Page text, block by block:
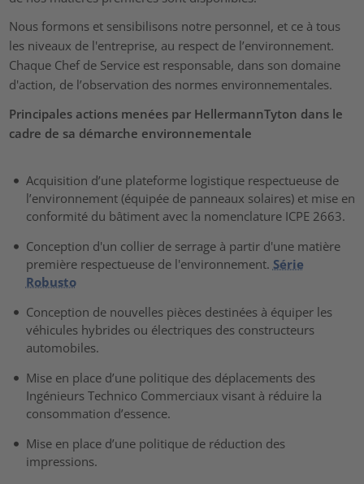
Nous formons et sensibilisons notre personnel, et ce à tous
les niveaux de l'entreprise, au respect de l’environnement.
Chaque Chef de Service est responsable, dans son domaine
d'action, de l’observation des normes environnementales.
Principales actions menées par HellermannTyton dans le
cadre de sa démarche environnementale
Acquisition d’une plateforme logistique respectueuse de
l’environnement (équipée de panneaux solaires) et mise en
conformité du bâtiment avec la nomenclature ICPE 2663.
Conception d'un collier de serrage à partir d'une matière
première respectueuse de l'environnement. Série
Robusto
Conception de nouvelles pièces destinées à équiper les
véhicules hybrides ou électriques des constructeurs
automobiles.
Mise en place d’une politique des déplacements des
Ingénieurs Technico Commerciaux visant à réduire la
consommation d’essence.
Mise en place d’une politique de réduction des
impressions.